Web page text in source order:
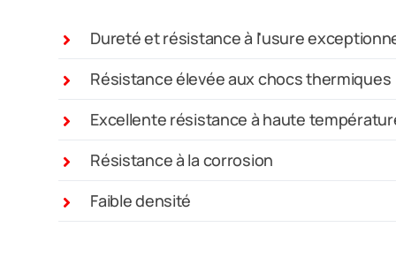
Dureté et résistance à l'usure
Résistance élevée aux chocs thermiques
Excellente résistance à haute
Résistance à la corrosion
Faible densité